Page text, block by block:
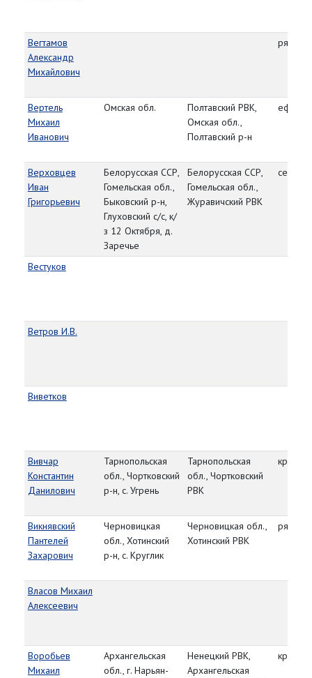
Вегтамов
Александр
Михайлович
Вертель
Михаил
Иванович
Омская обл.
Полтавский РВК,
Омская обл.,
Полтавский р-н
Верховцев
Иван
Григорьевич
Белорусская ССР,
Гомельская обл.,
Быковский р-н,
Глуховский с/с, к/
з 12 Октября, д.
Заречье
Белорусская ССР,
Гомельская обл.,
Журавичский РВК
сержант
Вестуков
Ветров И.В.
Виветков
Вивчар
Константин
Данилович
Тарнопольская
обл., Чортковский
р-н, с. Угрень
Тарнопольская
обл., Чортковский
РВК
Викнявский
Пантелей
Захарович
Черновицкая
обл., Хотинский
р-н, с. Круглик
Черновицкая обл.,
Хотинский РВК
Власов Михаил
Алексеевич
Воробьев
Михаил
Архангельская
обл., г. Нарьян-
Ненецкий РВК,
Архангельская